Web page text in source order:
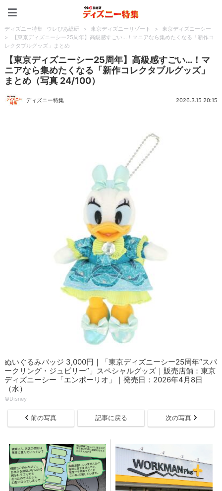
ディズニー特集 -ウレぴあ総研 > 東京ディズニーリゾート >
東京ディズニーシー
>
【東京ディズニーシー25周年】高級感すごい…！マニアなら集めたくなる「新作コ
レクタブルグッズ」まとめ
【東京ディズニーシー25周年】高級感すごい…！マ
ニアなら集めたくなる「新作コレクタブルグッズ」
まとめ（写真 24/100）
ディズニー特集 2026.3.15 20:15
ぬいぐるみバッジ 3,000円｜「東京ディズニーシー25周年“スパ
ークリング・ジュビリー”」スペシャルグッズ｜販売店舗：東京
ディズニーシー「エンポーリオ」｜発売日：2026年4月8日
（水）
©Disney
前の写真 記事に戻る 次の写真